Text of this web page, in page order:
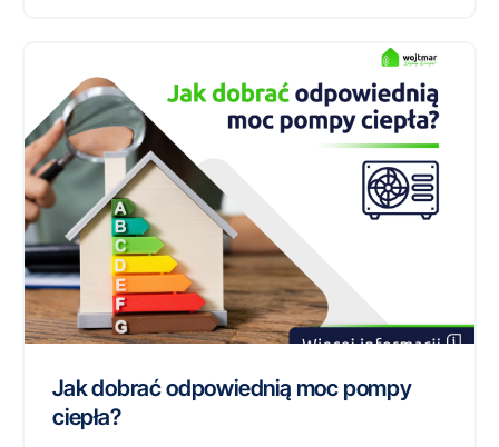
Jak dobrać odpowiednią moc pompy
ciepła?